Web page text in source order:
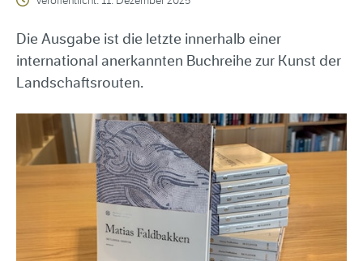
Die Ausgabe ist die letzte innerhalb einer
international anerkannten Buchreihe zur Kunst der
Landschaftsrouten.